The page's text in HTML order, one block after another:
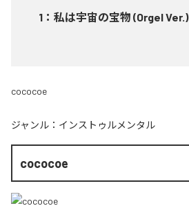
1 ： 私は宇宙の宝物 (Orgel Ver.)
cococoe
ジャンル： インストゥルメンタル
cococoe